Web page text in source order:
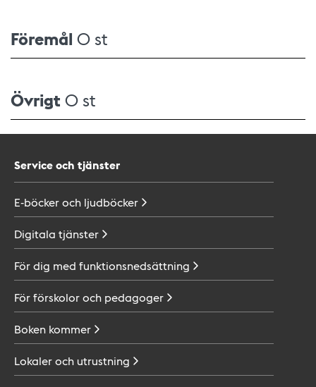
Föremål 0 st
Övrigt 0 st
Service och tjänster
E-böcker och ljudböcker
Digitala tjänster
För dig med funktionsnedsättning
För förskolor och pedagoger
Boken kommer
Lokaler och utrustning